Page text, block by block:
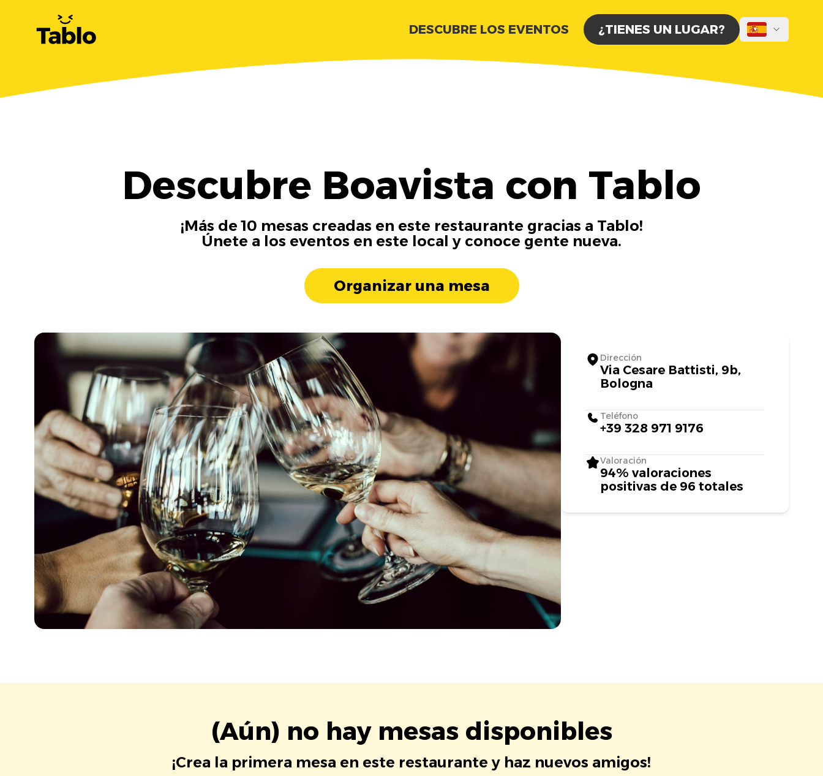
DESCUBRE LOS EVENTOS ¿TIENES UN LUGAR?
Descubre Boavista con Tablo
¡Más de 10 mesas creadas en este restaurante gracias a Tablo!
Únete a los eventos en este local y conoce gente nueva.
Organizar una mesa
Dirección
Via Cesare Battisti, 9b,
Bologna
Teléfono
+39 328 971 9176
Valoración
94% valoraciones
positivas de 96 totales
(Aún) no hay mesas disponibles
¡Crea la primera mesa en este restaurante y haz nuevos amigos!